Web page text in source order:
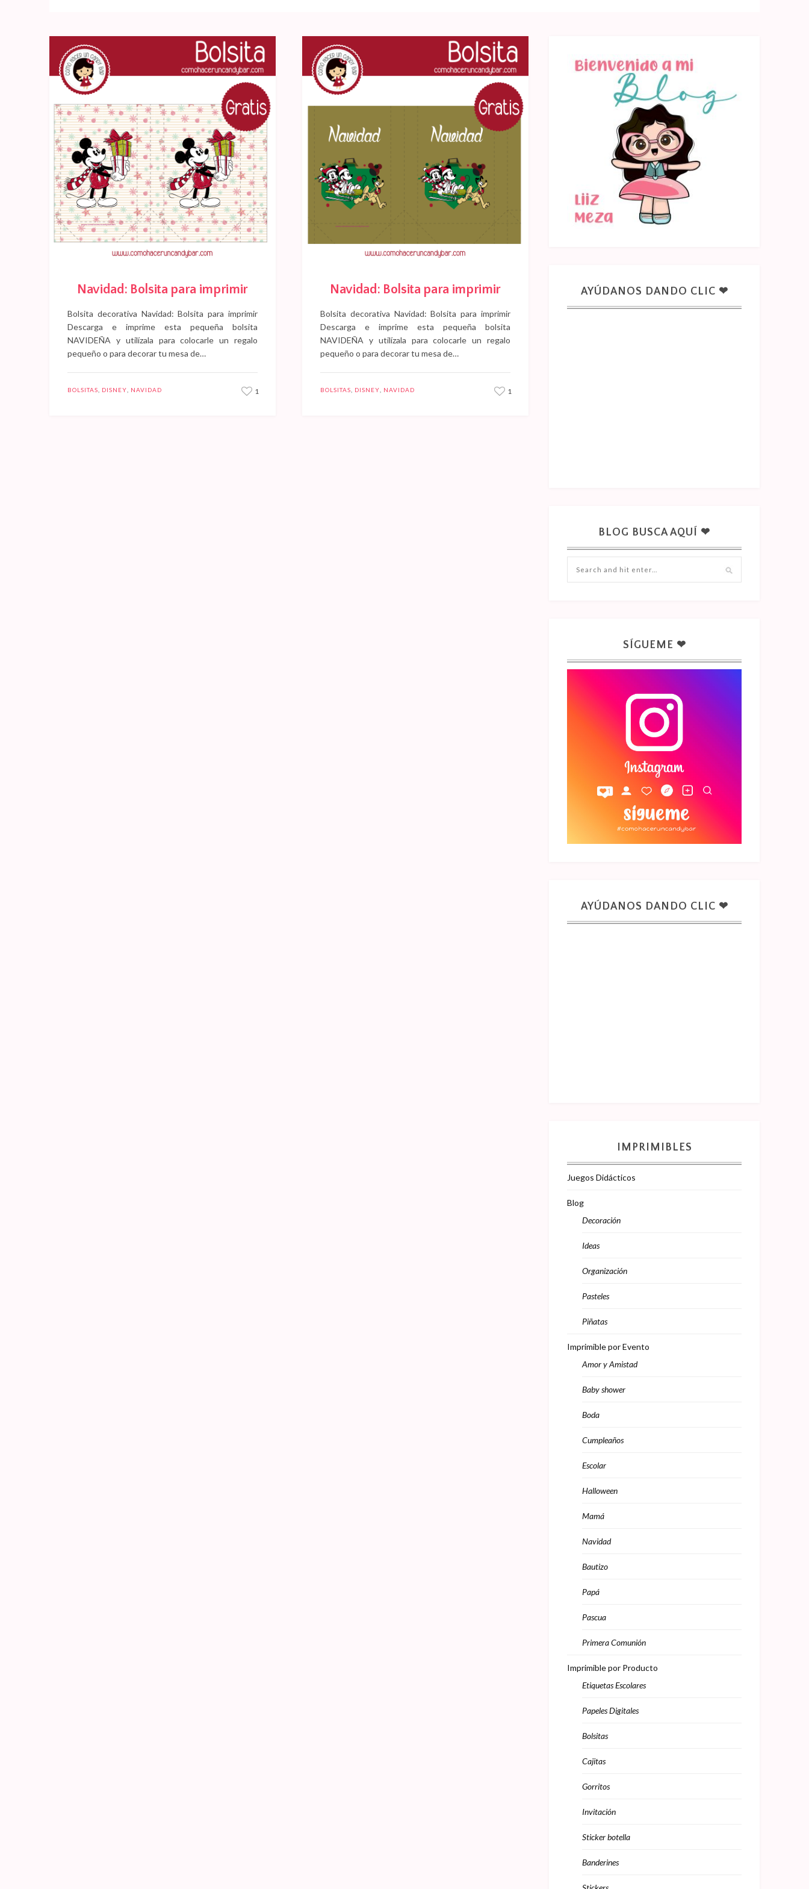
Navidad: Bolsita para imprimir
Bolsita decorativa Navidad: Bolsita para imprimir
Descarga e imprime esta pequeña bolsita
NAVIDEÑA y utilízala para colocarle un regalo
pequeño o para decorar tu mesa de…
BOLSITAS DISNEY NAVIDAD 1
Navidad: Bolsita para imprimir
Bolsita decorativa Navidad: Bolsita para imprimir
Descarga e imprime esta pequeña bolsita
NAVIDEÑA y utilízala para colocarle un regalo
pequeño o para decorar tu mesa de…
BOLSITAS DISNEY NAVIDAD 1
AYÚDANOS DANDO CLIC ❤
BLOG BUSCA AQUÍ ❤
SÍGUEME ❤
AYÚDANOS DANDO CLIC ❤
IMPRIMIBLES
Juegos Didácticos
Blog
Decoración
Ideas
Organización
Pasteles
Piñatas
Imprimible por Evento
Amor y Amistad
Baby shower
Boda
Cumpleaños
Escolar
Halloween
Mamá
Navidad
Bautizo
Papá
Pascua
Primera Comunión
Imprimible por Producto
Etiquetas Escolares
Papeles Digitales
Bolsitas
Cajitas
Gorritos
Invitación
Sticker botella
Banderines